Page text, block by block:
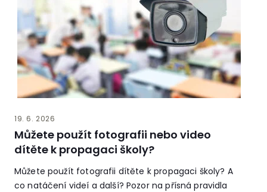
19. 6. 2026
Můžete použít fotografii nebo video
dítěte k propagaci školy?
Můžete použít fotografii dítěte k propagaci školy? A
co natáčení videí a další? Pozor na přísná pravidla